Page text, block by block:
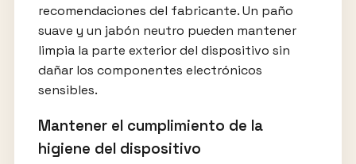
recomendaciones del fabricante. Un paño
suave y un jabón neutro pueden mantener
limpia la parte exterior del dispositivo sin
dañar los componentes electrónicos
sensibles.
Mantener el cumplimiento de la
higiene del dispositivo